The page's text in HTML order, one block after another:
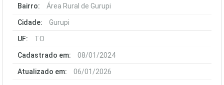
Bairro: Área Rural de Gurupi
Cidade: Gurupi
UF: TO
Cadastrado em: 08/01/2024
Atualizado em: 06/01/2026